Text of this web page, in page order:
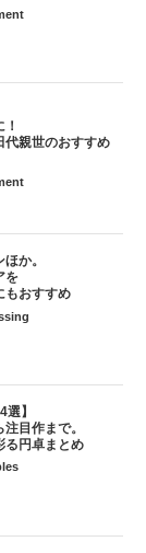
代親世のおすすめ
か。
を
もおすすめ
選】
目作まで。
る円卓まとめ